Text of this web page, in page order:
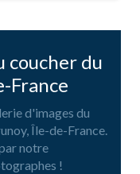
coucher du
France
d'images du
Île-de-France.
notre
!